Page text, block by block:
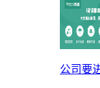
公司要